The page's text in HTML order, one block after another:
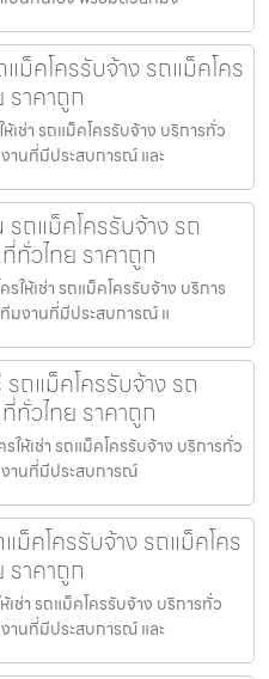
ม็คโครรับจ้าง รถแม็คโคร
ราคาถูก
เช่า รถแม็คโครรับจ้าง บริการทั่ว
านที่มีประสบการณ์ และ
ถแม็คโครรับจ้าง รถ
ทั่วไทย ราคาถูก
ให้เช่า รถแม็คโครรับจ้าง บริการ
มงานที่มีประสบการณ์ แ
ถแม็คโครรับจ้าง รถ
ทั่วไทย ราคาถูก
ให้เช่า รถแม็คโครรับจ้าง บริการทั่ว
งานที่มีประสบการณ์
ม็คโครรับจ้าง รถแม็คโคร
ราคาถูก
เช่า รถแม็คโครรับจ้าง บริการทั่ว
านที่มีประสบการณ์ และ